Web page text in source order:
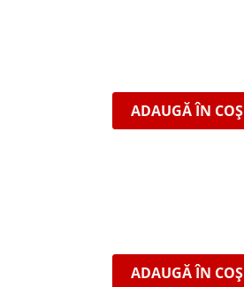
ADAUGĂ ÎN COȘ
ADAUGĂ ÎN COȘ